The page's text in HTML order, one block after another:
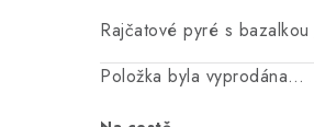
Rajčatové pyré s bazalkou
Položka byla vyprodána…